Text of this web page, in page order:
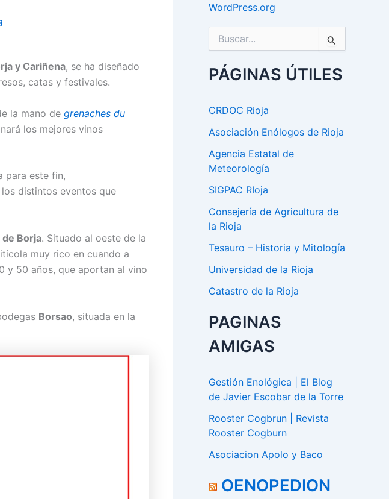
y Cariñena, se ha diseñado
catas y festivales.
la mano de grenaches du
los mejores vinos
para este fin,
distintos eventos que
de Borja. Situado al oeste de la
muy rico en cuando a
y 50 años, que aportan al vino
Borsao, situada en la
WordPress.org
c
a
o
r
PÁGINAS ÚTILES
CRDOC Rioja
Asociación Enólogos de Rioja
Agencia Estatal de
Meteorología
SIGPAC RIoja
Consejería de Agricultura de
la Rioja
Tesauro – Historia y Mitología
Universidad de la Rioja
Catastro de la Rioja
PAGINAS
AMIGAS
Gestión Enológica | El Blog
de Javier Escobar de la Torre
Rooster Cogbrun | Revista
Rooster Cogburn
Asociacion Apolo y Baco
OENOPEDION